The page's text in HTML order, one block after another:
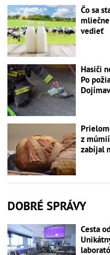
Čo sa
vedieť
Hasiči
Po
z
zabíjal
DOBRÉ SPRÁVY
Cesta